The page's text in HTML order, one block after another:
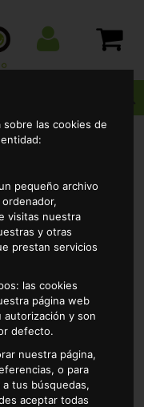
sobre las cookies de
pequeño archivo
visitas nuestra
y otras
prestan servicios
las cookies
página web
y son
defecto.
nuestra página,
o para
tus búsquedas,
aceptar todas